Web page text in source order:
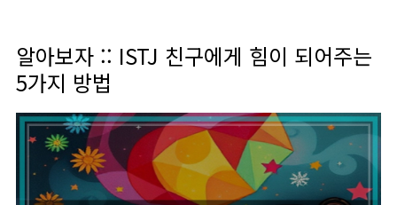
알아보자 :: ISTJ 친구에게 힘이 되어주는
5가지 방법